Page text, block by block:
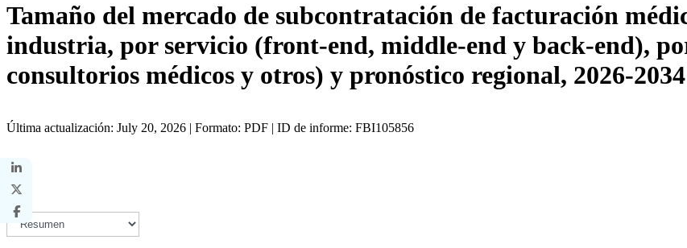
Tamaño del mercado de subcontratación de facturación
industria, por servicio (front-end, middle-end y back-end),
consultorios médicos y otros) y pronóstico regional, 2026-2034
Última actualización: July 20, 2026 | Formato: PDF | ID de informe: FBI105856